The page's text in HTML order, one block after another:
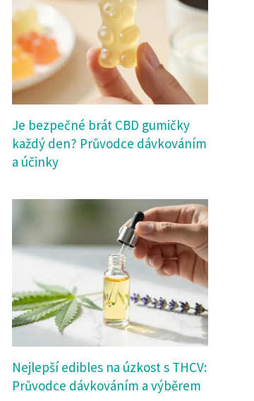
Je bezpečné brát CBD gumičky
každý den? Průvodce dávkováním
a účinky
Nejlepší edibles na úzkost s THCV:
Průvodce dávkováním a výběrem